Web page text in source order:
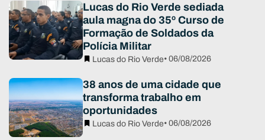
Lucas do Rio Verde sediada
aula magna do 35º Curso de
Formação de Soldados da
Polícia Militar
Lucas do Rio Verde• 06/08/2026
38 anos de uma cidade que
transforma trabalho em
oportunidades
Lucas do Rio Verde• 06/08/2026